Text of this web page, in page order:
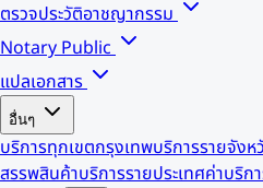
ตรวจประวัติอาชญากรรม
Notary Public
แปลเอกสาร
อื่นๆ
บริการทุกเขตกรุงเทพบริการรายจังห
สรรพสินค้าบริการรายประเทศค่าบริก